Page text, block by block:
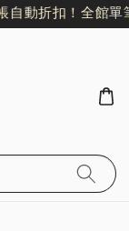
折扣！全館單筆滿